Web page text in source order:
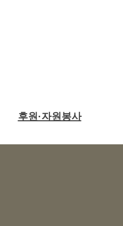
후원·자원봉사